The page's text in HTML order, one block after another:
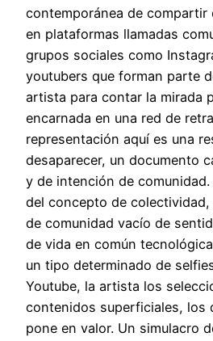
contemporánea de
en plataformas llamadas
grupos sociales como
youtubers que forman parte
artista para contar la mirada
encarnada en una red de
representación aquí es una
desaparecer, un documento
y de intención de
del concepto de
de comunidad vacío de
de vida en común
un tipo determinado de
Youtube, la artista los
contenidos superficiales, los
pone en valor. Un simulacro